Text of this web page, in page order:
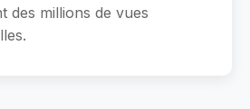
des millions de vues